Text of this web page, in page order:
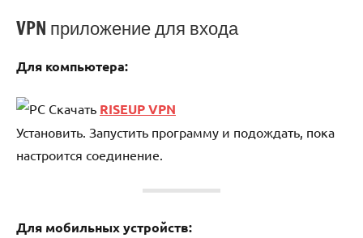
VPN приложение для входа
Для компьютера:
Скачать RISEUP VPN
Установить. Запустить программу и подождать, пока
настроится соединение.
Для мобильных устройств: